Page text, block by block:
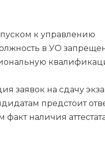
к управлению
в УО
заявок на сдачу
предстоит
наличия